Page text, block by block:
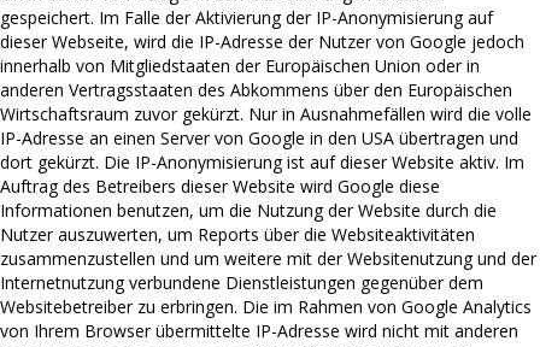
gespeichert. Im Falle der Aktivierung der IP-Anonymisierung auf
dieser Webseite, wird die IP-Adresse der Nutzer von Google jedoch
innerhalb von Mitgliedstaaten der Europäischen Union oder in
anderen Vertragsstaaten des Abkommens über den Europäischen
Wirtschaftsraum zuvor gekürzt. Nur in Ausnahmefällen wird die volle
IP-Adresse an einen Server von Google in den USA übertragen und
dort gekürzt. Die IP-Anonymisierung ist auf dieser Website aktiv. Im
Auftrag des Betreibers dieser Website wird Google diese
Informationen benutzen, um die Nutzung der Website durch die
Nutzer auszuwerten, um Reports über die Websiteaktivitäten
zusammenzustellen und um weitere mit der Websitenutzung und der
Internetnutzung verbundene Dienstleistungen gegenüber dem
Websitebetreiber zu erbringen. Die im Rahmen von Google Analytics
von Ihrem Browser übermittelte IP-Adresse wird nicht mit anderen